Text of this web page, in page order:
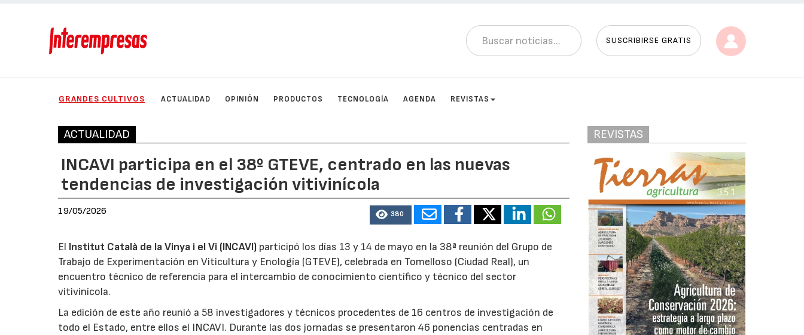
SUSCRIBIRSE GRATIS
GRANDES CULTIVOS ACTUALIDAD OPINIÓN PRODUCTOS TECNOLOGÍA AGENDA REVISTAS
ACTUALIDAD
INCAVI participa en el 38º GTEVE, centrado en las nuevas
tendencias de investigación vitivinícola
19/05/2026 380
El Institut Català de la Vinya i el Vi (INCAVI) participó los días 13 y 14 de mayo en la 38ª reunión del Grupo de
Trabajo de Experimentación en Viticultura y Enología (GTEVE), celebrada en Tomelloso (Ciudad Real), un
encuentro técnico de referencia para el intercambio de conocimiento científico y técnico del sector
vitivinícola.
La edición de este año reunió a 58 investigadores y técnicos procedentes de 16 centros de investigación de
todo el Estado, entre ellos el INCAVI. Durante las dos jornadas se presentaron 46 ponencias centradas en
REVISTAS